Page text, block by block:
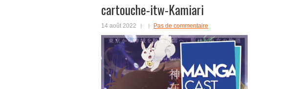
cartouche-itw-Kamiari
14 août 2022 Pas de commentaire